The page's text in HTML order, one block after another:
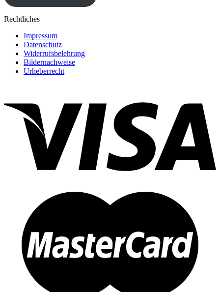
Rechtliches
Impressum
Datenschutz
Widerrufsbelehrung
Bildernachweise
Urheberrecht